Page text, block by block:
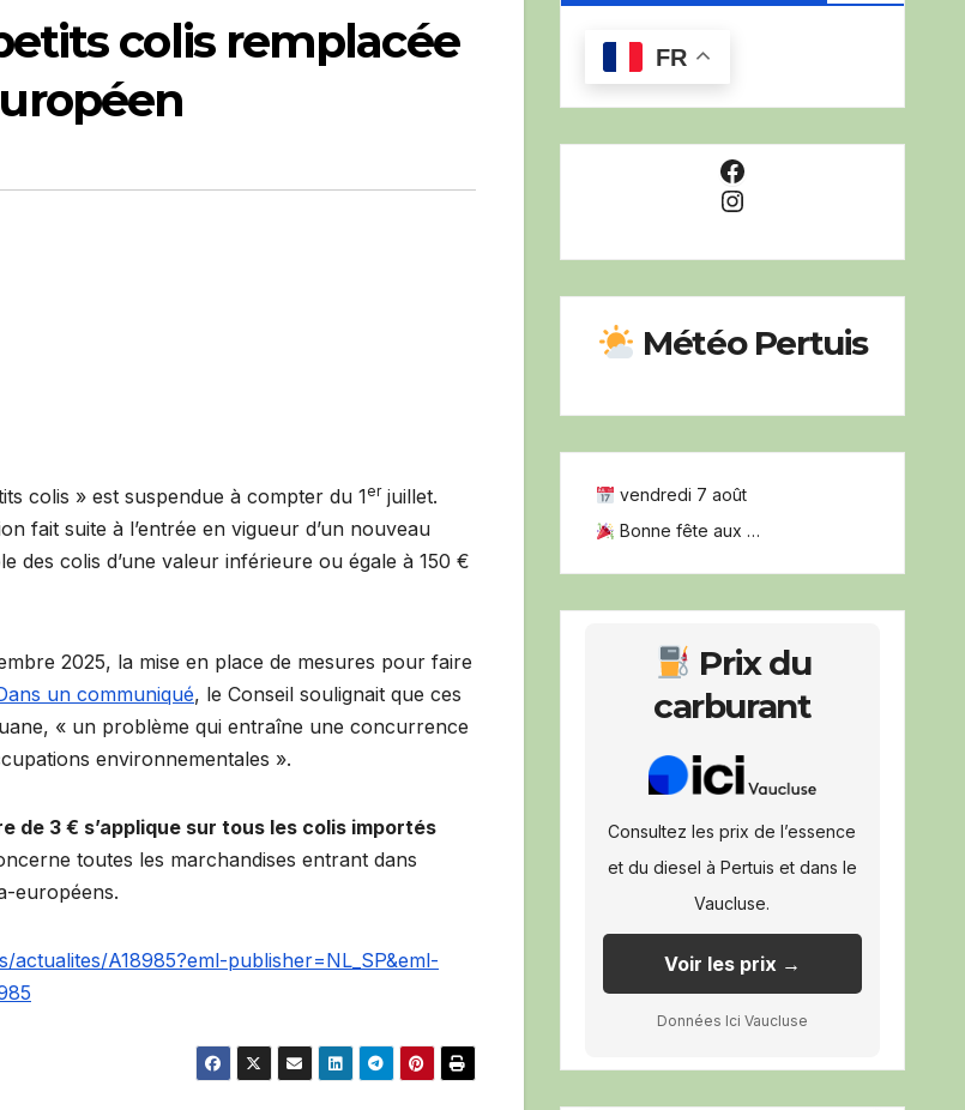
colis remplacée
colis » est suspendue à compter du 1erjuillet.
fait suite à l’entrée en vigueur d’un nouveau
des colis d’une valeur inférieure ou égale à 150 €
2025, la mise en place de mesures pour faire
un communiqué, le Conseil soulignait que ces
« un problème qui entraîne une concurrence
environnementales ».
de 3 € s’applique sur tous les colis importés
toutes les marchandises entrant dans
européens.
A18985?eml-publisher=NL_SP&eml-
FR
Facebook
Instagram
Météo Pertuis
vendredi 7 août
Bonne fête aux …
Prix du
carburant
Consultez les prix de l’essence
et du diesel à Pertuis et dans le
Vaucluse.
Voir les prix →
Données Ici Vaucluse